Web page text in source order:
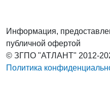
Информация,
публичной офертой
© ЗГПО "АТЛАНТ" 2012-
Политика